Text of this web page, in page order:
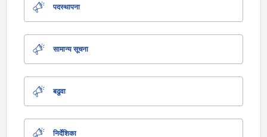
पदस्थापना
सामान्य सूचना
बढुवा
निर्देशिका